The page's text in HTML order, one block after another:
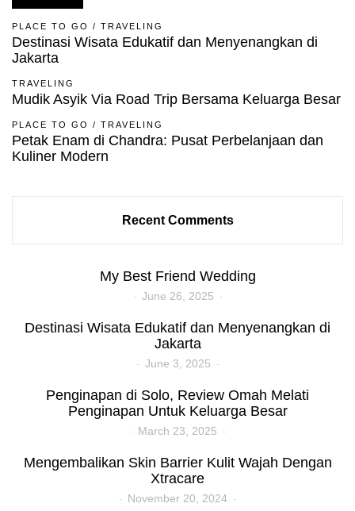
PLACE TO GO / TRAVELING
Destinasi Wisata Edukatif dan Menyenangkan di
Jakarta
TRAVELING
Mudik Asyik Via Road Trip Bersama Keluarga Besar
PLACE TO GO / TRAVELING
Petak Enam di Chandra: Pusat Perbelanjaan dan
Kuliner Modern
Recent Comments
My Best Friend Wedding
June 26, 2025
Destinasi Wisata Edukatif dan Menyenangkan di
Jakarta
June 3, 2025
Penginapan di Solo, Review Omah Melati
Penginapan Untuk Keluarga Besar
March 23, 2025
Mengembalikan Skin Barrier Kulit Wajah Dengan
Xtracare
November 20, 2024